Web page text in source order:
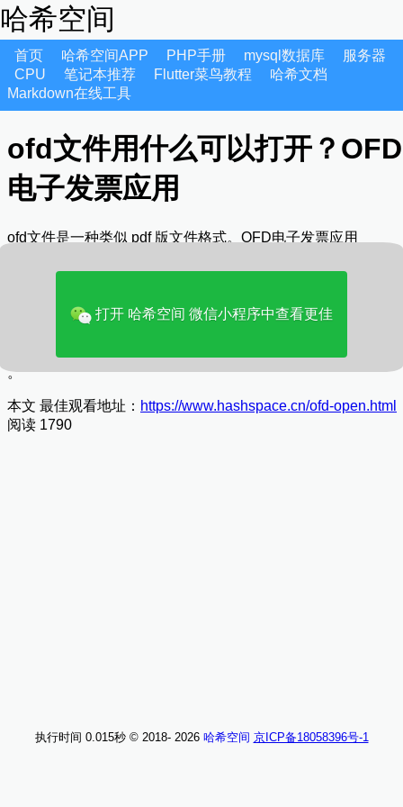
哈希空间
首页 哈希空间APP PHP手册 mysql数据库
服务器
CPU
笔记本推荐 Flutter菜鸟教程
哈希文档
Markdown在线工具
ofd文件用什么可以打开？OFD
电子发票应用
ofd文件是一种类似 pdf 版文件格式。OFD电子发票应用
可以直接使用在线网页工具进行预览
OFD电子发票应用
https://www.ofd.cn/#/invoicePage
该网站也提供客户端软件下载。包括Windows、Android、iOS
。
本文 最佳观看地址： https://www.hashspace.cn/ofd-open.html
阅读 1790
打开 哈希空间 微信小程序中查看更佳
执行时间 0.015秒 © 2018- 2026 哈希空间 京ICP备18058396号-1